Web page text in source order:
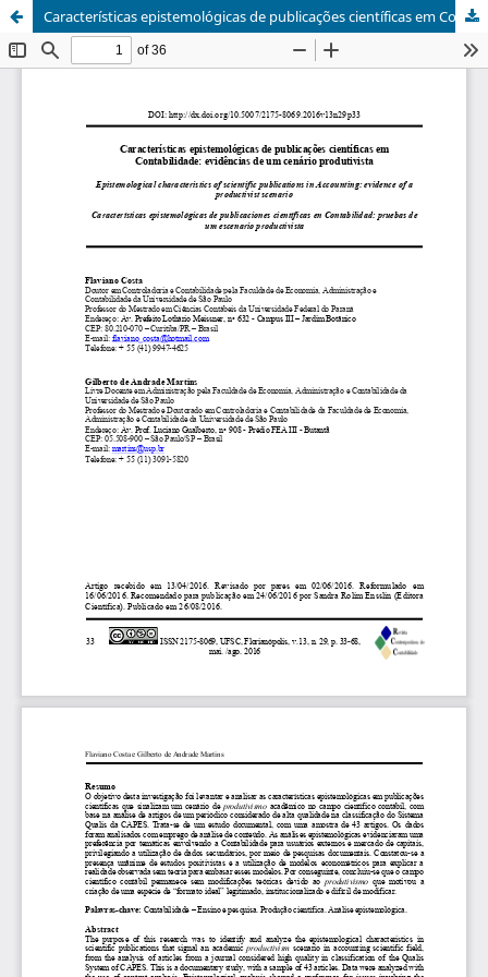
Características epistemológicas de publicações científicas em Contabilidade: evidências de um cenário produtivista